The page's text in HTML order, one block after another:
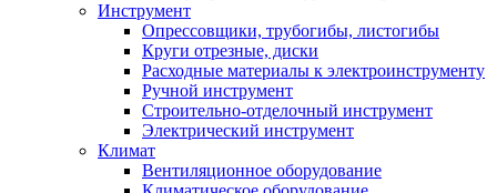
Инструмент
Опрессовщики, трубогибы, листогибы
Круги отрезные, диски
Расходные материалы к электроинструменту
Ручной инструмент
Строительно-отделочный инструмент
Электрический инструмент
Климат
Вентиляционное оборудование